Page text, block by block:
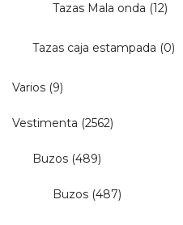
Tazas Mala onda (12)
Tazas caja estampada (0)
Varios (9)
Vestimenta (2562)
Buzos (489)
Buzos (487)